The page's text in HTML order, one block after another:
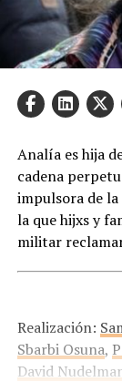
Analía es hija
cadena
impulsora de
la que hijxs y
militar
Realización:
Sbarbi Osuna,
David